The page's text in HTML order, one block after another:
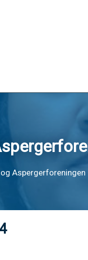
Aspergerforeningen